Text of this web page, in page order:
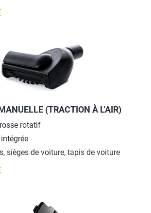
(TRACTION À L'AIR)
rotatif
sièges de voiture, tapis de voiture